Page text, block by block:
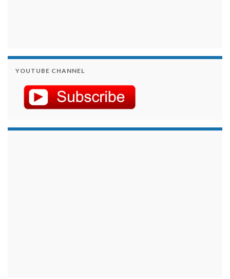
YOUTUBE CHANNEL